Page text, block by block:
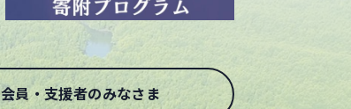
会員・支援者のみなさま